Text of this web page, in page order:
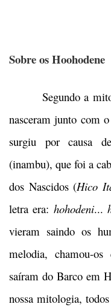
Sobre os Hoohodene
Segundo a
nasceram junto com
surgiu por causa
(inambu), que foi a
dos Nascidos (Hico
letra era: hohodeni...
vieram saindo os
melodia, chamou-
saíram do Barco em
nossa mitologia,